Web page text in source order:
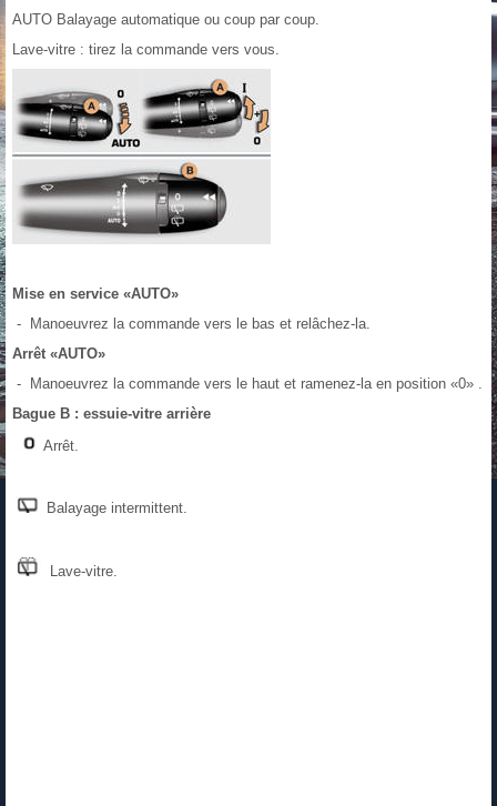
AUTO Balayage automatique ou coup par coup.
Lave-vitre : tirez la commande vers vous.
Mise en service «AUTO»
- Manoeuvrez la commande vers le bas et relâchez-la.
Arrêt «AUTO»
- Manoeuvrez la commande vers le haut et ramenez-la en position «0» .
Bague B : essuie-vitre arrière
Arrêt.
Balayage intermittent.
Lave-vitre.